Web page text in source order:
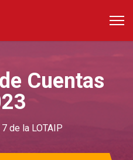
Cuentas
de la LOTAIP